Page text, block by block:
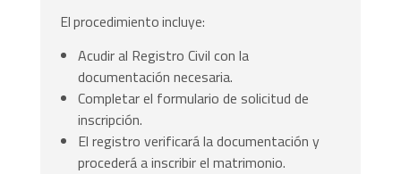
El procedimiento incluye:
Acudir al Registro Civil con la
documentación necesaria.
Completar el formulario de solicitud de
inscripción.
El registro verificará la documentación y
procederá a inscribir el matrimonio.